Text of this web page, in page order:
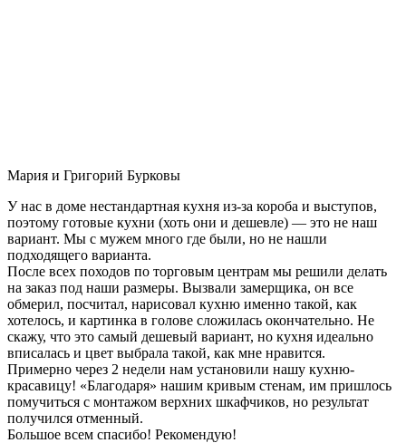
Мария и Григорий Бурковы
У нас в доме нестандартная кухня из-за короба и выступов,
поэтому готовые кухни (хоть они и дешевле) — это не наш
вариант. Мы с мужем много где были, но не нашли
подходящего варианта.
После всех походов по торговым центрам мы решили делать
на заказ под наши размеры. Вызвали замерщика, он все
обмерил, посчитал, нарисовал кухню именно такой, как
хотелось, и картинка в голове сложилась окончательно. Не
скажу, что это самый дешевый вариант, но кухня идеально
вписалась и цвет выбрала такой, как мне нравится.
Примерно через 2 недели нам установили нашу кухню-
красавицу! «Благодаря» нашим кривым стенам, им пришлось
помучиться с монтажом верхних шкафчиков, но результат
получился отменный.
Большое всем спасибо! Рекомендую!